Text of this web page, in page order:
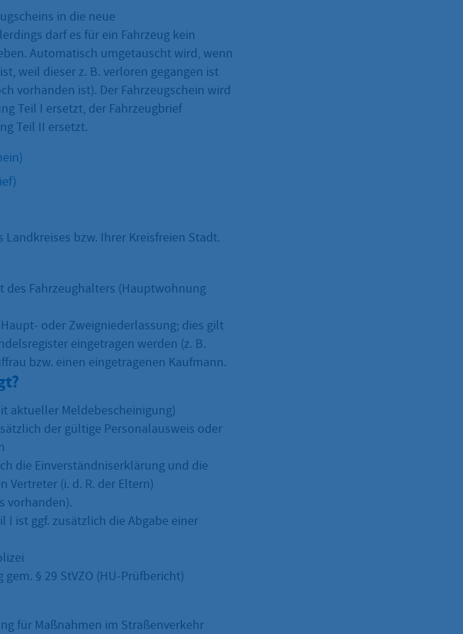
in die neue
darf es für ein Fahrzeug kein
Automatisch umgetauscht wird, wenn
weil dieser z. B. verloren gegangen ist
vorhanden ist). Der Fahrzeugschein wird
Teil I ersetzt, der Fahrzeugbrief
Teil II ersetzt.
bzw. Ihrer Kreisfreien Stadt.
des Fahrzeughalters (Hauptwohnung
oder Zweigniederlassung; dies gilt
eingetragen werden (z. B.
bzw. einen eingetragenen Kaufmann.
aktueller Meldebescheinigung)
der gültige Personalausweis oder
die Einverständniserklärung und die
(i. d. R. der Eltern)
vorhanden).
I ist ggf. zusätzlich die Abgabe einer
§ 29 StVZO (HU-Prüfbericht)
für Maßnahmen im Straßenverkehr